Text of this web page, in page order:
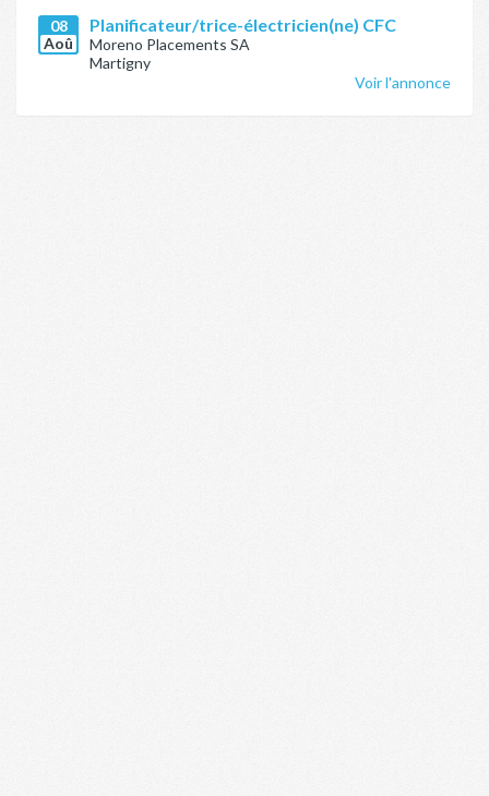
08
Aoû
Planificateur/trice-électricien(ne) CFC
Moreno Placements SA
Martigny
Voir l'annonce